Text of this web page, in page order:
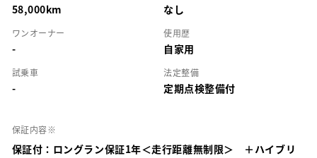
58,000km なし
ワンオーナー
-
使用歴
自家用
試乗車
-
法定整備
定期点検整備付
保証内容※
保証付：ロングラン保証1年＜走行距離無制限＞ ＋ハイブリ